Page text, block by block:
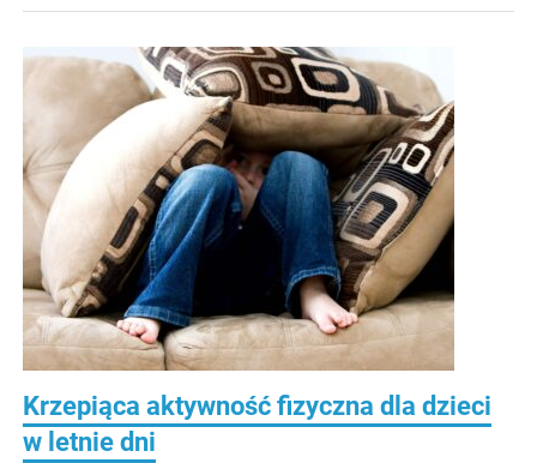
Krzepiąca aktywność fizyczna dla dzieci
w letnie dni